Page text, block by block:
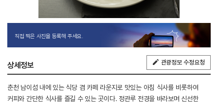
직접 찍은 사진을 등록해 주세요.
상세정보 관광정보 수정요청
춘천 남이섬 내에 있는 식당 겸 카페 라운지로 맛있는 아침 식사를 비롯하여
커피와 간단한 식사를 즐길 수 있는 곳이다. 정관루 전경을 바라보며 신선한